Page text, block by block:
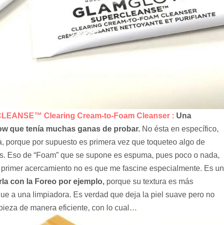
Clearing Cream-to-Foam Cleanser: Una
que tenía muchas ganas de probar.No ésta en específico,
porque por supuesto es primera vez que toqueteo algo de
Eso de “Foam” que se supone es espuma, pues poco o nada,
acercamiento no es que me fascine especialmente. Es un
con la Foreo por ejemplo,porque su textura es más
a una limpiadora. Es verdad que deja la piel suave pero no
de manera eficiente, con lo cual…